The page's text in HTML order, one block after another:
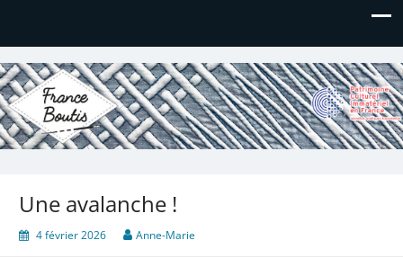
France Boutis
Le site de France Boutis
Une avalanche !
4 février 2026 Anne-Marie